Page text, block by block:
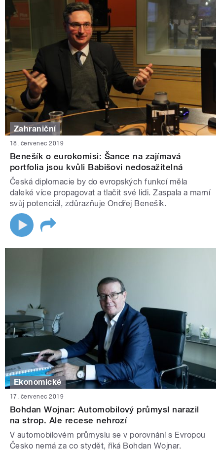
Zahraniční
18. červenec 2019
Benešík o eurokomisi: Šance na zajímavá
portfolia jsou kvůli Babišovi nedosažitelná
Česká diplomacie by do evropských funkcí měla
daleké více propagovat a tlačit své lidi. Zaspala a marní
svůj potenciál, zdůrazňuje Ondřej Benešík.
Ekonomické
17. červenec 2019
Bohdan Wojnar: Automobilový průmysl narazil
na strop. Ale recese nehrozí
V automobilovém průmyslu se v porovnání s Evropou
Česko nemá za co stydět, říká Bohdan Wojnar.